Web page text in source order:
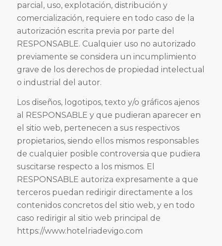
parcial, uso, explotación, distribución y
comercialización, requiere en todo caso de la
autorización escrita previa por parte del
RESPONSABLE. Cualquier uso no autorizado
previamente se considera un incumplimiento
grave de los derechos de propiedad intelectual
o industrial del autor.
Los diseños, logotipos, texto y/o gráficos ajenos
al RESPONSABLE y que pudieran aparecer en
el sitio web, pertenecen a sus respectivos
propietarios, siendo ellos mismos responsables
de cualquier posible controversia que pudiera
suscitarse respecto a los mismos. El
RESPONSABLE autoriza expresamente a que
terceros puedan redirigir directamente a los
contenidos concretos del sitio web, y en todo
caso redirigir al sitio web principal de
https://www.hotelriadevigo.com